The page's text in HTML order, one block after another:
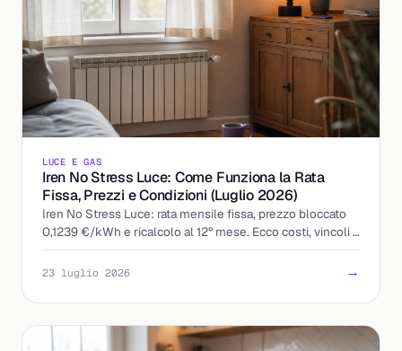
LUCE E GAS
Iren No Stress Luce: Come Funziona la Rata
Fissa, Prezzi e Condizioni (Luglio 2026)
Iren No Stress Luce: rata mensile fissa, prezzo bloccato
0,1239 €/kWh e ricalcolo al 12° mese. Ecco costi, vincoli e
a chi conviene davvero.
23 luglio 2026 →